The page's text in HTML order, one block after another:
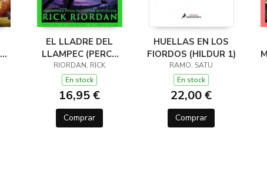
EL LLADRE DEL
LLAMPEC (PERCY
JACKSON I ELS
DÉUS DE L'OLIMP 1)
RIORDAN, RICK
En stock
16,95 €
Comprar
HUELLAS EN LOS
FIORDOS (HILDUR 1)
RAMO, SATU
En stock
22,00 €
Comprar